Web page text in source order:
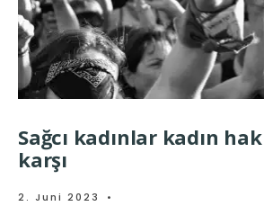
Sağcı kadınlar kadın
karşı
2. Juni 2023 •